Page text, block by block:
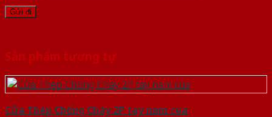
Sản phẩm tương tự
Cửa Thép Chống Cháy 2P tay nam cua